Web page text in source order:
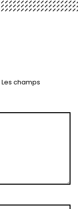
Les champs